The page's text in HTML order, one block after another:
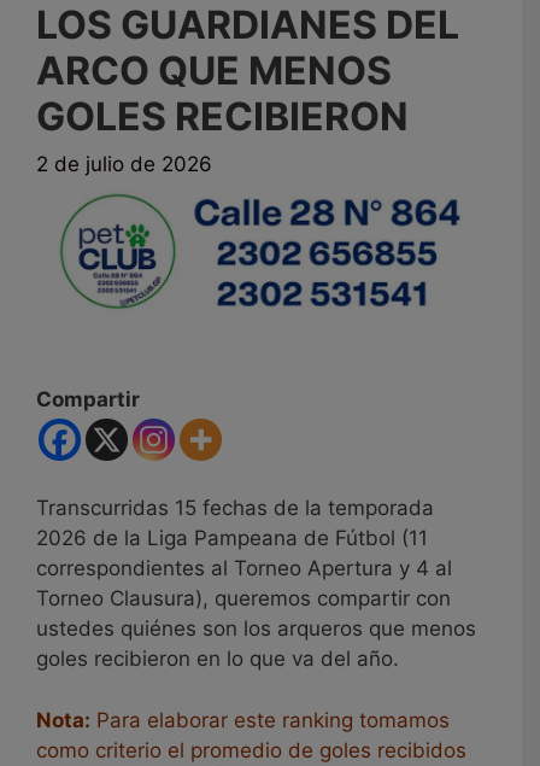
LOS GUARDIANES DEL
ARCO QUE MENOS
GOLES RECIBIERON
2 de julio de 2026
Compartir
Transcurridas 15 fechas de la temporada
2026 de la Liga Pampeana de Fútbol (11
correspondientes al Torneo Apertura y 4 al
Torneo Clausura), queremos compartir con
ustedes quiénes son los arqueros que menos
goles recibieron en lo que va del año.
Nota: Para elaborar este ranking tomamos
como criterio el promedio de goles recibidos